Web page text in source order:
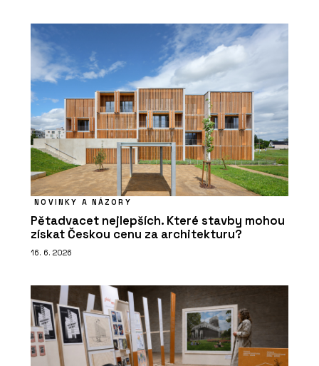
NOVINKY A NÁZORY
Pětadvacet nejlepších. Které stavby mohou
získat Českou cenu za architekturu?
16. 6. 2026